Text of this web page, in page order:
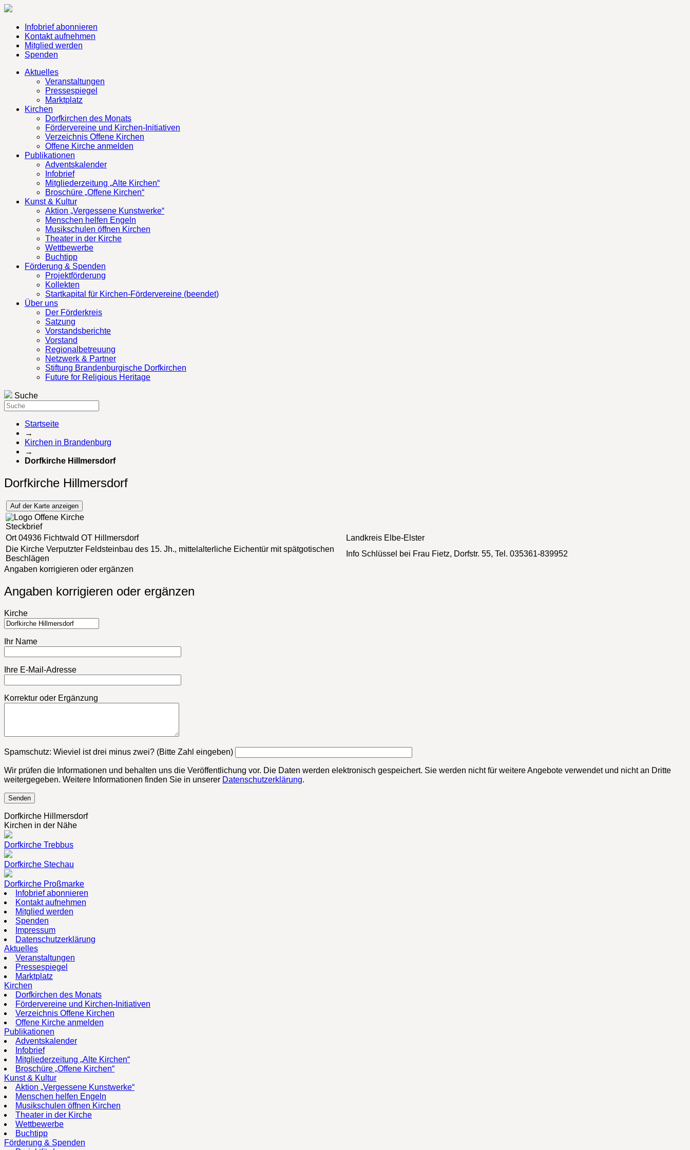
Infobrief abonnieren
Kontakt aufnehmen
Mitglied werden
Spenden
Aktuelles
Veranstaltungen
Pressespiegel
Marktplatz
Kirchen
Dorfkirchen des Monats
Fördervereine und Kirchen-Initiativen
Verzeichnis Offene Kirchen
Offene Kirche anmelden
Publikationen
Adventskalender
Infobrief
Mitgliederzeitung „Alte Kirchen“
Broschüre „Offene Kirchen“
Kunst & Kultur
Aktion „Vergessene Kunstwerke“
Menschen helfen Engeln
Musikschulen öffnen Kirchen
Theater in der Kirche
Wettbewerbe
Buchtipp
Förderung & Spenden
Projektförderung
Kollekten
Startkapital für Kirchen-Fördervereine (beendet)
Über uns
Der Förderkreis
Satzung
Vorstandsberichte
Vorstand
Regionalbetreuung
Netzwerk & Partner
Stiftung Brandenburgische Dorfkirchen
Future for Religious Heritage
Suche
Startseite
→
Kirchen in Brandenburg
→
Dorfkirche Hillmersdorf
Dorfkirche Hillmersdorf
Auf der Karte anzeigen
Steckbrief
Ort04936 Fichtwald OT Hillmersdorf Landkreis Elbe-Elster
Die Kirche Verputzter Feldsteinbau des 15. Jh., mittelalterliche Eichentür mit spätgotischen
Beschlägen
Info Schlüssel bei Frau Fietz, Dorfstr. 55, Tel. 035361-839952
Angaben korrigieren oder ergänzen
Angaben korrigieren oder ergänzen
Kirche
Ihr Name
Ihre E-Mail-Adresse
Korrektur oder Ergänzung
Bitte lasse dieses Feld leer.
Spamschutz: Wieviel ist drei minus zwei? (Bitte Zahl eingeben)
Wir prüfen die Informationen und behalten uns die Veröffentlichung vor. Die Daten werden elektronisch gespeichert. Sie werden nicht für weitere Angebote verwendet und nicht an Dritte
weitergegeben. Weitere Informationen finden Sie in unserer Datenschutzerklärung.
Dorfkirche Hillmersdorf
Kirchen in der Nähe
Dorfkirche Trebbus
Dorfkirche Stechau
Dorfkirche Proßmarke
Infobrief abonnieren
Kontakt aufnehmen
Mitglied werden
Spenden
Impressum
Datenschutzerklärung
Aktuelles
Veranstaltungen
Pressespiegel
Marktplatz
Kirchen
Dorfkirchen des Monats
Fördervereine und Kirchen-Initiativen
Verzeichnis Offene Kirchen
Offene Kirche anmelden
Publikationen
Adventskalender
Infobrief
Mitgliederzeitung „Alte Kirchen“
Broschüre „Offene Kirchen“
Kunst & Kultur
Aktion „Vergessene Kunstwerke“
Menschen helfen Engeln
Musikschulen öffnen Kirchen
Theater in der Kirche
Wettbewerbe
Buchtipp
Förderung & Spenden